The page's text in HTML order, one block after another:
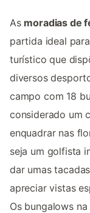
As moradias de
partida ideal
turístico que
diversos
campo com 18
considerado um
enquadrar nas
seja um golfista
dar umas
apreciar vistas
Os bungalows